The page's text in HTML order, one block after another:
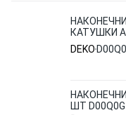
КАТУШКИ
DEKO
ШТ D00Q0G